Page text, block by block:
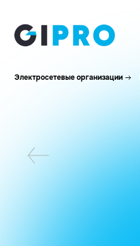
Электросетевые организации